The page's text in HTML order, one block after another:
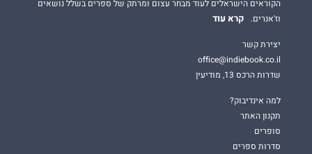
הקוראים הישראלים לעוד מבחר עצום ומרתק של ספרים בשלל נושאים
וז'אנרים.
קרא עוד
יצירת קשר
office@indiebook.co.il
שדרות הרכס 13, מודיעין
למה אינדיבוק?
תקנון האתר
סופרים
סדרות ספרים